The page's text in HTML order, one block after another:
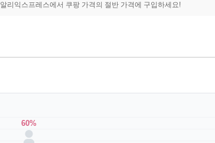
알리익스프레스에서 쿠팡 가격의 절반 가격에 구입하세요!
60%